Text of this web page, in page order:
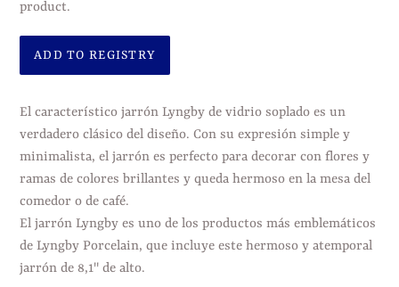
product.
el
producto
a
tu
carrito
de
compra
El característico jarrón Lyngby de vidrio soplado es un
verdadero clásico del diseño. Con su expresión simple y
minimalista, el jarrón es perfecto para decorar con flores y
ramas de colores brillantes y queda hermoso en la mesa del
comedor o de café.
El jarrón Lyngby es uno de los productos más emblemáticos
de Lyngby Porcelain, que incluye este hermoso y atemporal
jarrón de 8,1" de alto.